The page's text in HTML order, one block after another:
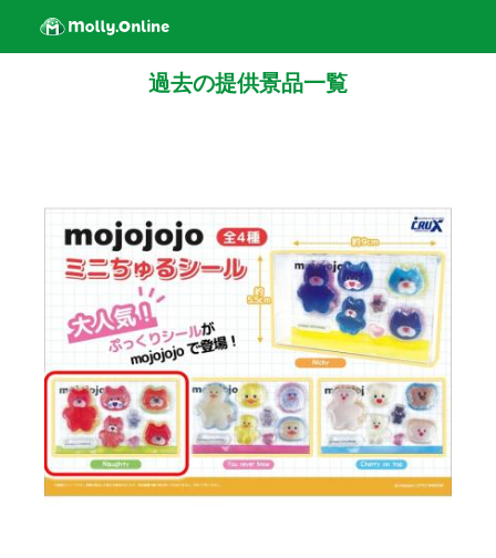
過去の提供景品一覧